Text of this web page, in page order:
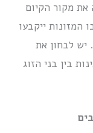
את מקור הקיום
המזונות ייקבעו
יש לבחון את
בין בני הזוג